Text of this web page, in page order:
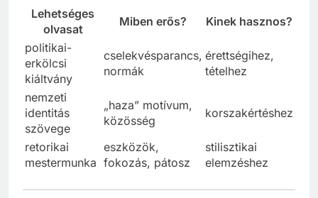
Lehetséges
olvasat
Miben erős?
Kinek hasznos?
politikai-
erkölcsi
kiáltvány
cselekvésparancs,
normák
érettségihez,
tételhez
nemzeti
identitás
szövege
„haza” motívum,
közösség
korszakértéshez
retorikai
mestermunka
eszközök,
fokozás, pátosz
stilisztikai
elemzéshez